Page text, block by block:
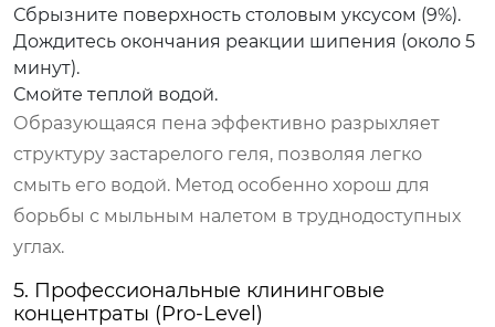
Сбрызните поверхность столовым уксусом (9%).
Дождитесь окончания реакции шипения (около 5
минут).
Смойте теплой водой.
Образующаяся пена эффективно разрыхляет
структуру застарелого геля, позволяя легко
смыть его водой. Метод особенно хорош для
борьбы с мыльным налетом в труднодоступных
углах.
5. Профессиональные клининговые
концентраты (Pro-Level)